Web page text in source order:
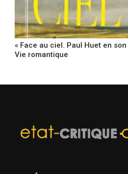
« Face au ciel. Paul Huet en
Vie romantique